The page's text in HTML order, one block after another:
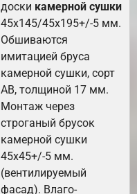
доски камерной сушки
45х145/45х195+/-5 мм.
Обшиваются
имитацией бруса
камерной сушки, сорт
АВ, толщиной 17 мм.
Монтаж через
строганый брусок
камерной сушки
45х45+/-5 мм.
(вентилируемый
фасад). Влаго-